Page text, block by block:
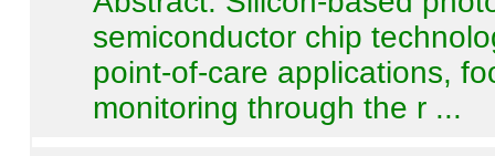
semiconductor chip
point-of-care applications,
monitoring through the r ...